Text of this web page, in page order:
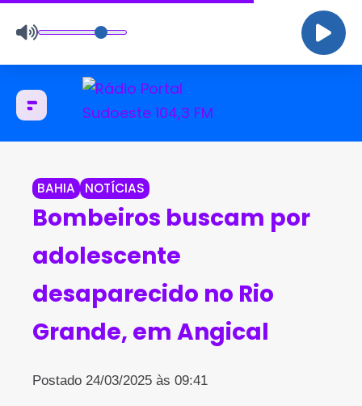
BAHIA NOTÍCIAS
Bombeiros buscam por
adolescente
desaparecido no Rio
Grande, em Angical
Postado 24/03/2025 às 09:41